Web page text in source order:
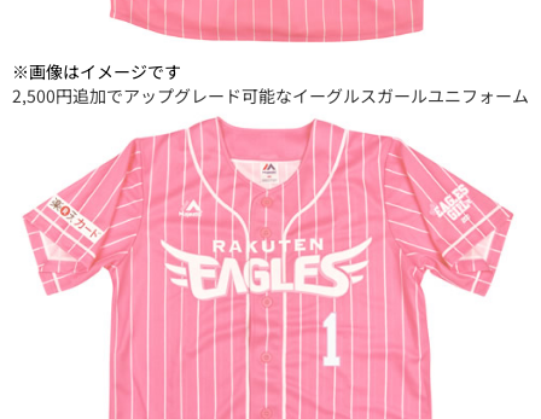
※画像はイメージです
2,500円追加でアップグレード可能なイーグルスガールユニフォーム